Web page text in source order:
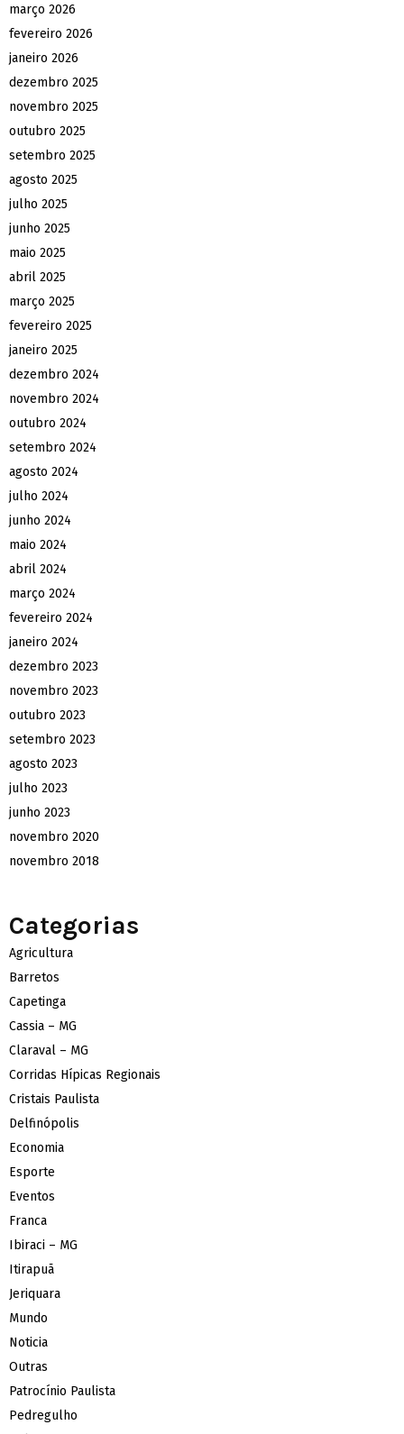
março 2026
fevereiro 2026
janeiro 2026
dezembro 2025
novembro 2025
outubro 2025
setembro 2025
agosto 2025
julho 2025
junho 2025
maio 2025
abril 2025
março 2025
fevereiro 2025
janeiro 2025
dezembro 2024
novembro 2024
outubro 2024
setembro 2024
agosto 2024
julho 2024
junho 2024
maio 2024
abril 2024
março 2024
fevereiro 2024
janeiro 2024
dezembro 2023
novembro 2023
outubro 2023
setembro 2023
agosto 2023
julho 2023
junho 2023
novembro 2020
novembro 2018
Categorias
Agricultura
Barretos
Capetinga
Cassia – MG
Claraval – MG
Corridas Hípicas Regionais
Cristais Paulista
Delfinópolis
Economia
Esporte
Eventos
Franca
Ibiraci – MG
Itirapuã
Jeriquara
Mundo
Noticia
Outras
Patrocínio Paulista
Pedregulho